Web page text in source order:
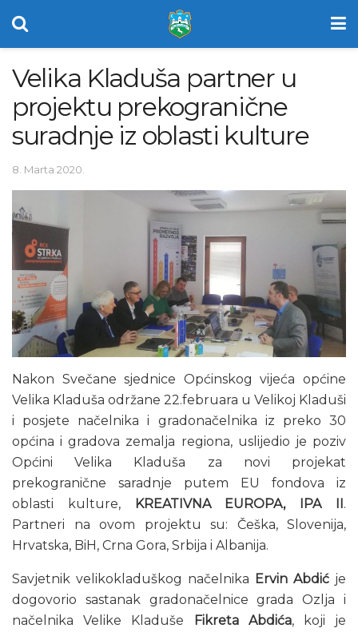
Velika Kladuša partner u
projektu prekogranične
suradnje iz oblasti kulture
8. Marta 2020.
Nakon Svečane sjednice Općinskog vijeća općine
Velika Kladuša održane 22.februara u Velikoj Kladuši
i posjete načelnika i gradonačelnika iz preko 30
općina i gradova zemalja regiona, uslijedio je poziv
Općini Velika Kladuša za novi projekat
prekogranične saradnje putem EU fondova iz
oblasti kulture,
KREATIVNA EUROPA, IPA II.
Partneri na ovom projektu su: Češka, Slovenija,
Hrvatska, BiH, Crna Gora, Srbija i Albanija.
Savjetnik velikokladuškog načelnika Ervin Abdić je
dogovorio sastanak gradonačelnice grada Ozlja i
načelnika Velike Kladuše
Fikreta Abdića, koji je